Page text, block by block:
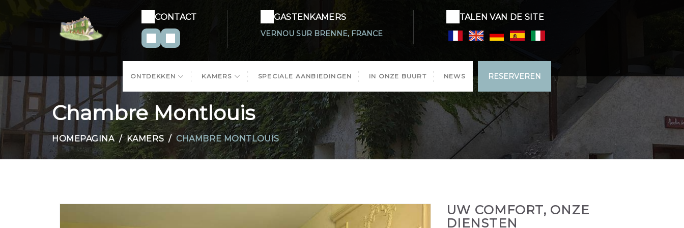
CONTACT GASTENKAMERS
VERNOU SUR BRENNE, FRANCE
TALEN VAN DE SITE
ONTDEKKEN KAMERS SPECIALE AANBIEDINGEN IN ONZE BUURT NEWS RESERVEREN
Chambre Montlouis
HOMEPAGINA KAMERS CHAMBRE MONTLOUIS
UW COMFORT, ONZE
DIENSTEN